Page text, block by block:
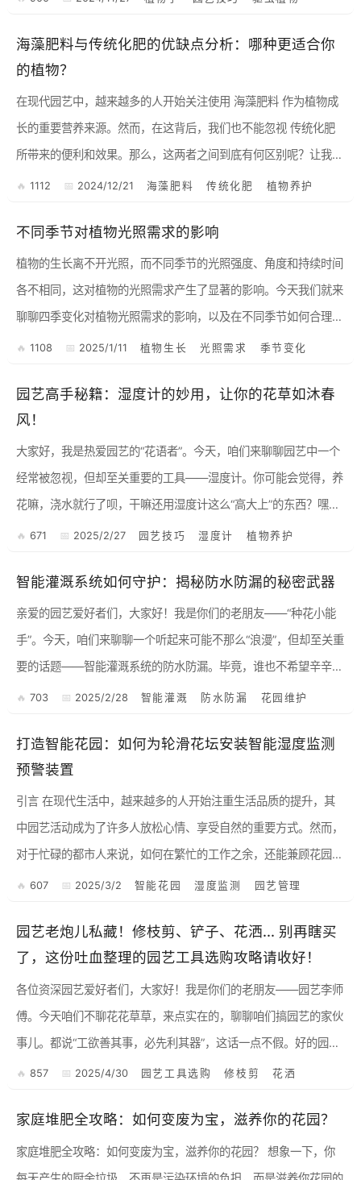
海藻肥料与传统化肥的优缺点分析：哪种更适合你
的植物？
在现代园艺中，越来越多的人开始关注使用 海藻肥料 作为植物成
长的重要营养来源。然而，在这背后，我们也不能忽视 传统化肥
所带来的便利和效果。那么，这两者之间到底有何区别呢？让我们
从各自的优缺点来进行深入探讨。 海藻肥料：天然之选 ...
1112 2024/12/21 海藻肥料 传统化肥 植物养护
不同季节对植物光照需求的影响
植物的生长离不开光照，而不同季节的光照强度、角度和持续时间
各不相同，这对植物的光照需求产生了显著的影响。今天我们就来
聊聊四季变化对植物光照需求的影响，以及在不同季节如何合理调
配光照，以使植物健康成长。 春季 ，万物复苏，日照时间逐渐...
1108 2025/1/11 植物生长 光照需求 季节变化
园艺高手秘籍：湿度计的妙用，让你的花草如沐春
风！
大家好，我是热爱园艺的“花语者”。今天，咱们来聊聊园艺中一个
经常被忽视，但却至关重要的工具——湿度计。你可能会觉得，养
花嘛，浇水就行了呗，干嘛还用湿度计这么“高大上”的东西？嘿
嘿，如果你也这么想，那可就错失了成为园艺高手的绝佳机会啦！
671 2025/2/27 园艺技巧 湿度计 植物养护
智能灌溉系统如何守护：揭秘防水防漏的秘密武器
亲爱的园艺爱好者们，大家好！我是你们的老朋友——“种花小能
手”。今天，咱们来聊聊一个听起来可能不那么“浪漫”，但却至关重
要的话题——智能灌溉系统的防水防漏。毕竟，谁也不希望辛辛苦
苦打造的花园，因为灌溉系统的“水土不服”而毁于一旦，对吧？ ...
703 2025/2/28 智能灌溉 防水防漏 花园维护
打造智能花园：如何为轮滑花坛安装智能湿度监测
预警装置
引言 在现代生活中，越来越多的人开始注重生活品质的提升，其
中园艺活动成为了许多人放松心情、享受自然的重要方式。然而，
对于忙碌的都市人来说，如何在繁忙的工作之余，还能兼顾花园的
养护，成为了一个难题。特别是在轮滑花坛这种特殊环境下，植物
607 2025/3/2 智能花园 湿度监测 园艺管理
园艺老炮儿私藏！修枝剪、铲子、花洒... 别再瞎买
了，这份吐血整理的园艺工具选购攻略请收好！
各位资深园艺爱好者们，大家好！我是你们的老朋友——园艺李师
傅。今天咱们不聊花花草草，来点实在的，聊聊咱们搞园艺的家伙
事儿。都说“工欲善其事，必先利其器”，这话一点不假。好的园艺
工具，不仅能让咱们事半功倍，还能大大提升园艺体验。但市面上
857 2025/4/30 园艺工具选购 修枝剪 花洒
家庭堆肥全攻略：如何变废为宝，滋养你的花园？
家庭堆肥全攻略：如何变废为宝，滋养你的花园？ 想象一下，你